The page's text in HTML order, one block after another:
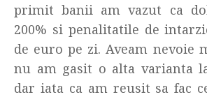
primit banii am vazut ca
200% si penalitatile de
de euro pe zi. Aveam nevoie
nu am gasit o alta varianta
dar iata ca am reusit sa fac